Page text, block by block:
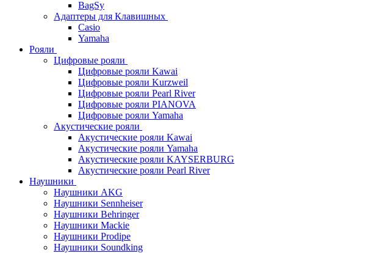
BagSy
Адаптеры для Клавишных
Casio
Yamaha
Рояли
Цифровые рояли
Цифровые рояли Kawai
Цифровые рояли Kurzweil
Цифровые рояли Pearl River
Цифровые рояли PIANOVA
Цифровые рояли Yamaha
Акустические рояли
Акустические рояли Kawai
Акустические рояли Yamaha
Акустические рояли KAYSERBURG
Акустические рояли Pearl River
Наушники
Наушники AKG
Наушники Sennheiser
Наушники Behringer
Наушники Mackie
Наушники Prodipe
Наушники Soundking